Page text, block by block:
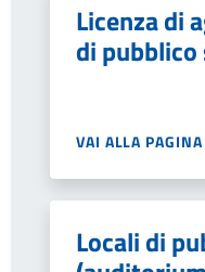
Licenza di
di
VAI ALLA PAGINA
Locali di